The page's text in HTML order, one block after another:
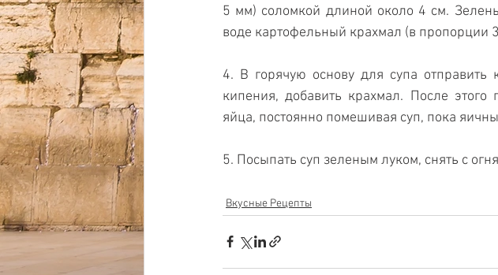
5 мм) соломкой длиной около 4 см.
воде картофельный крахмал (в пропорции
4. В горячую основу для супа отправить
кипения, добавить крахмал. После
яйца, ­постоянно помешивая суп, по­ка
5. Посыпать суп зеленым луком, снять с
Вкусные Рецепты